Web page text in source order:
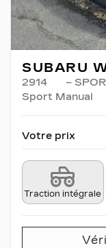
SUBARU
2914
–
Sport Manual
Votre prix
Traction intégrale